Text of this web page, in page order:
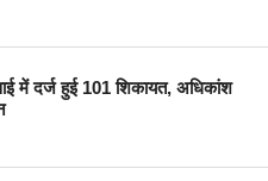
में दर्ज हुई 101 शिकायत, अधिकांश